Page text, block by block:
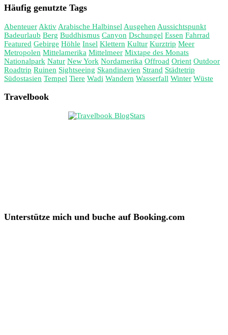
Häufig genutzte Tags
Abenteuer Aktiv Arabische Halbinsel Ausgehen Aussichtspunkt
Badeurlaub Berg Buddhismus Canyon Dschungel Essen Fahrrad
Featured Gebirge Höhle Insel Klettern Kultur Kurztrip Meer
Metropolen Mittelamerika Mittelmeer Mixtape des Monats
Nationalpark Natur New York Nordamerika Offroad Orient Outdoor
Roadtrip Ruinen Sightseeing Skandinavien Strand Städtetrip
Südostasien Tempel Tiere Wadi Wandern Wasserfall Winter Wüste
Travelbook
Unterstütze mich und buche auf Booking.com